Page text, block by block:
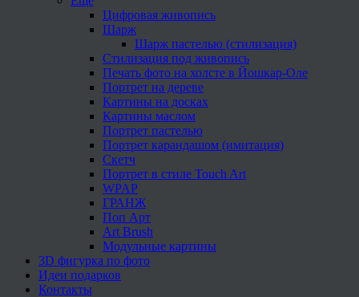
Цифровая живопись
Шарж
Шарж пастелью (стилизация)
Стилизация под живопись
Печать фото на холсте в Йошкар-Оле
Портрет на дереве
Картины на досках
Картины маслом
Портрет пастелью
Портрет карандашом (имитация)
Скетч
Портрет в стиле Touch Art
WPAP
ГРАНЖ
Поп Арт
Art Brush
Модульные картины
3D фигурка по фото
Идеи подарков
Контакты